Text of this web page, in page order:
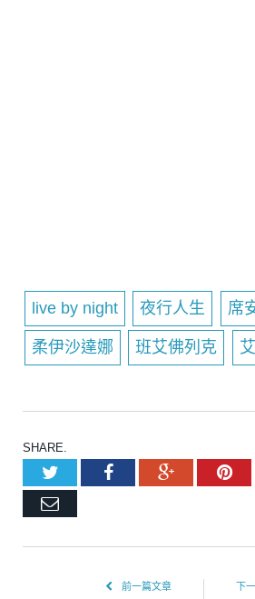
live by night 夜行人生 席
柔伊沙達娜 班艾佛列克
SHARE.
TwitterFacebookGoogle+
Email
前一篇文章 下